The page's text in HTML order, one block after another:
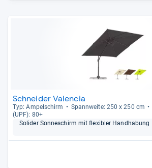
Schneider Valencia
Typ: Ampel­schirm Spann­weite: 250 x 250 cm
(UPF): 80+
Soli­der Son­ne­schirm mit fle­xibler Hand­ha­bung